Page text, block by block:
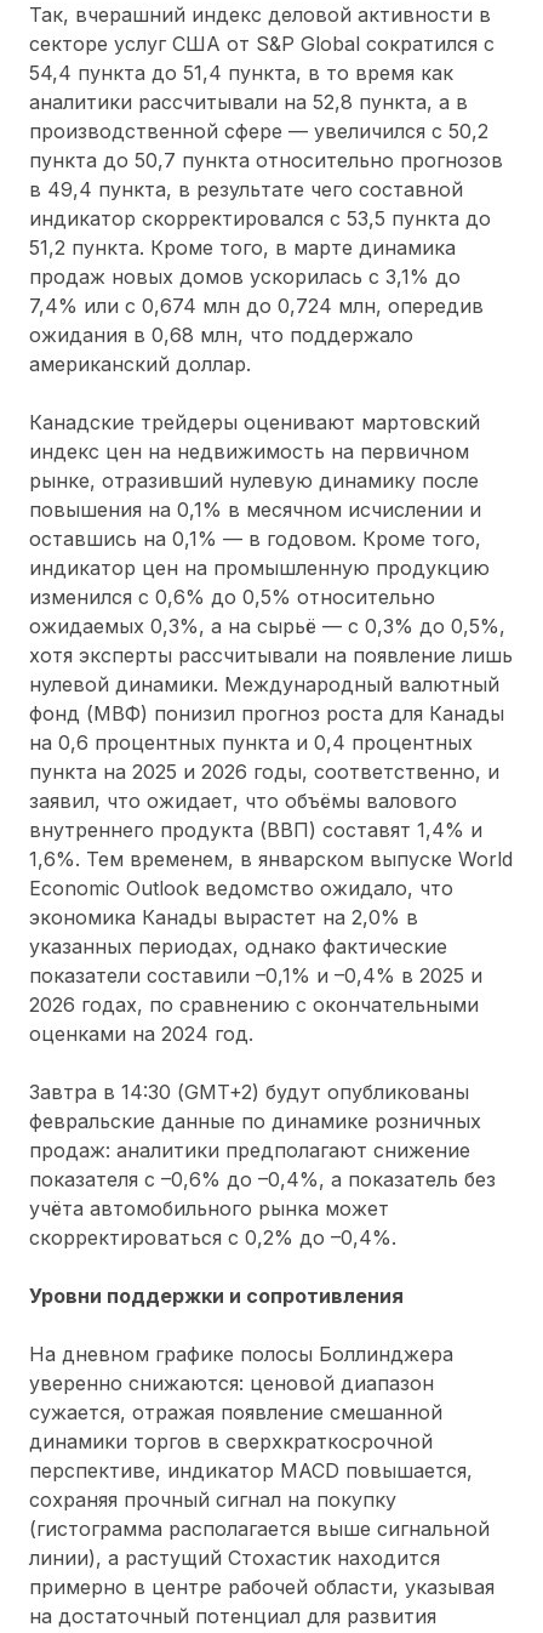
Так, вчерашний индекс деловой активности в
секторе услуг США от S&P Global сократился c
54,4 пункта до 51,4 пункта, в то время как
аналитики рассчитывали на 52,8 пункта, а в
производственной сфере — увеличился c 50,2
пункта до 50,7 пункта относительно прогнозов
в 49,4 пункта, в результате чего составной
индикатор скорректировался c 53,5 пункта до
51,2 пункта. Кроме того, в марте динамика
продаж новых домов ускорилась c 3,1% до
7,4% или c 0,674 млн до 0,724 млн, опередив
ожидания в 0,68 млн, что поддержало
американский доллар.
Канадские трейдеры оценивают мартовский
индекс цен на недвижимость на первичном
рынке, отразивший нулевую динамику после
повышения на 0,1% в месячном исчислении и
оставшись на 0,1% — в годовом. Кроме того,
индикатор цен на промышленную продукцию
изменился c 0,6% до 0,5% относительно
ожидаемых 0,3%, а на сырьё — c 0,3% до 0,5%,
хотя эксперты рассчитывали на появление лишь
нулевой динамики. Международный валютный
фонд (МВФ) понизил прогноз роста для Канады
на 0,6 процентных пункта и 0,4 процентных
пункта на 2025 и 2026 годы, соответственно, и
заявил, что ожидает, что объёмы валового
внутреннего продукта (ВВП) составят 1,4% и
1,6%. Тем временем, в январском выпуске World
Economic Outlook ведомство ожидало, что
экономика Канады вырастет на 2,0% в
указанных периодах, однако фактические
показатели составили –0,1% и –0,4% в 2025 и
2026 годах, по сравнению c окончательными
оценками на 2024 год.
Завтра в 14:30 (GMT+2) будут опубликованы
февральские данные по динамике розничных
продаж: аналитики предполагают снижение
показателя с –0,6% до –0,4%, а показатель без
учёта автомобильного рынка может
скорректироваться с 0,2% до –0,4%.
Уровни поддержки и сопротивления
На дневном графике полосы Боллинджера
уверенно снижаются: ценовой диапазон
сужается, отражая появление смешанной
динамики торгов в сверхкраткосрочной
перспективе, индикатор MACD повышается,
сохраняя прочный сигнал на покупку
(гистограмма располагается выше сигнальной
линии), а растущий Стохастик находится
примерно в центре рабочей области, указывая
на достаточный потенциал для развития